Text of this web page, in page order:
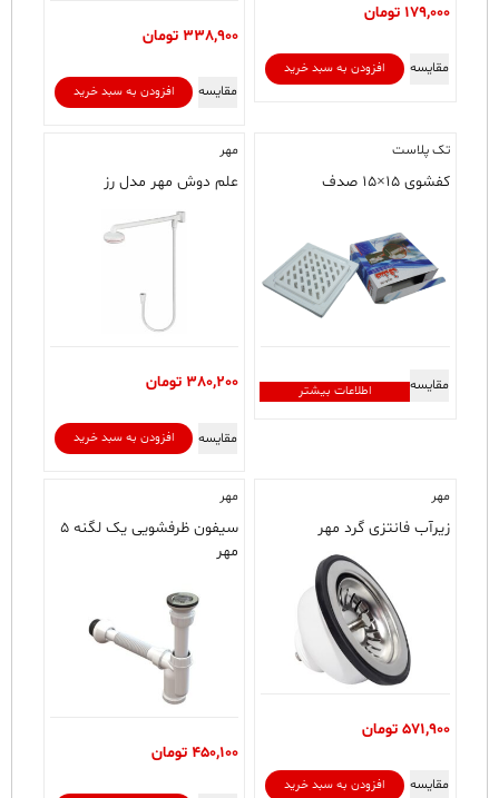
179,000 تومان
افزودن به سبد خرید مقایسه
338,900 تومان
افزودن به سبد خرید مقایسه
تک پلاست
کفشوی ۱۵×۱۵ صدف
اطلاعات بیشتر مقایسه
مهر
علم دوش مهر مدل رز
380,200 تومان
افزودن به سبد خرید مقایسه
مهر
زیرآب فانتزی گرد مهر
571,900 تومان
افزودن به سبد خرید مقایسه
مهر
سیفون ظرفشویی یک لگنه ۵
مهر
450,100 تومان